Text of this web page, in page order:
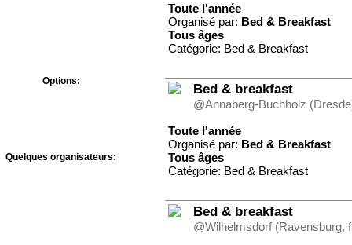
Options:
Quelques organisateurs:
Toute l'année
Organisé par: Bed & Breakfast
Tous âges
Catégorie: Bed & Breakfast
Bed & breakfast
@Annaberg-Buchholz
Toute l'année
Organisé par: Bed & Breakfast
Tous âges
Catégorie: Bed & Breakfast
Bed & breakfast
@Wilhelmsdorf (Ravensburg,